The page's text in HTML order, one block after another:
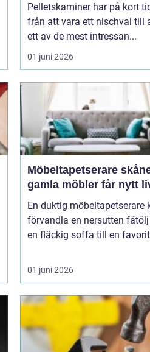
Pelletskaminer har på kort
från att vara ett nischval till
ett av de mest intressan...
01 juni 2026
Möbeltapetserare skåne
gamla möbler får nytt
En duktig möbeltapetserare
förvandla en nersutten fåtölj
en fläckig soffa till en
01 juni 2026